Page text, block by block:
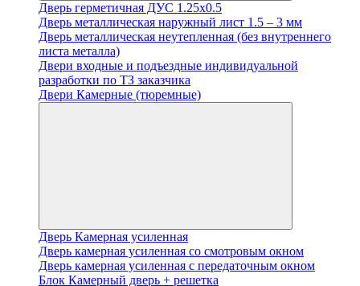
Дверь герметичная ДУС 1.25х0.5
Дверь металлическая наружный лист 1.5 – 3 мм
Дверь металлическая неутепленная (без внутреннего
листа металла)
Двери входные и подъездные индивидуальной
разработки по ТЗ заказчика
Двери Камерные (тюремные)
Дверь Камерная усиленная
Дверь камерная усиленная со смотровым окном
Дверь камерная усиленная с передаточным окном
Блок Камерный дверь + решетка